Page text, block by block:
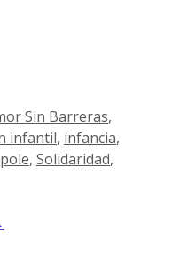
Sin Barreras,
infantil, infancia,
, Solidaridad,